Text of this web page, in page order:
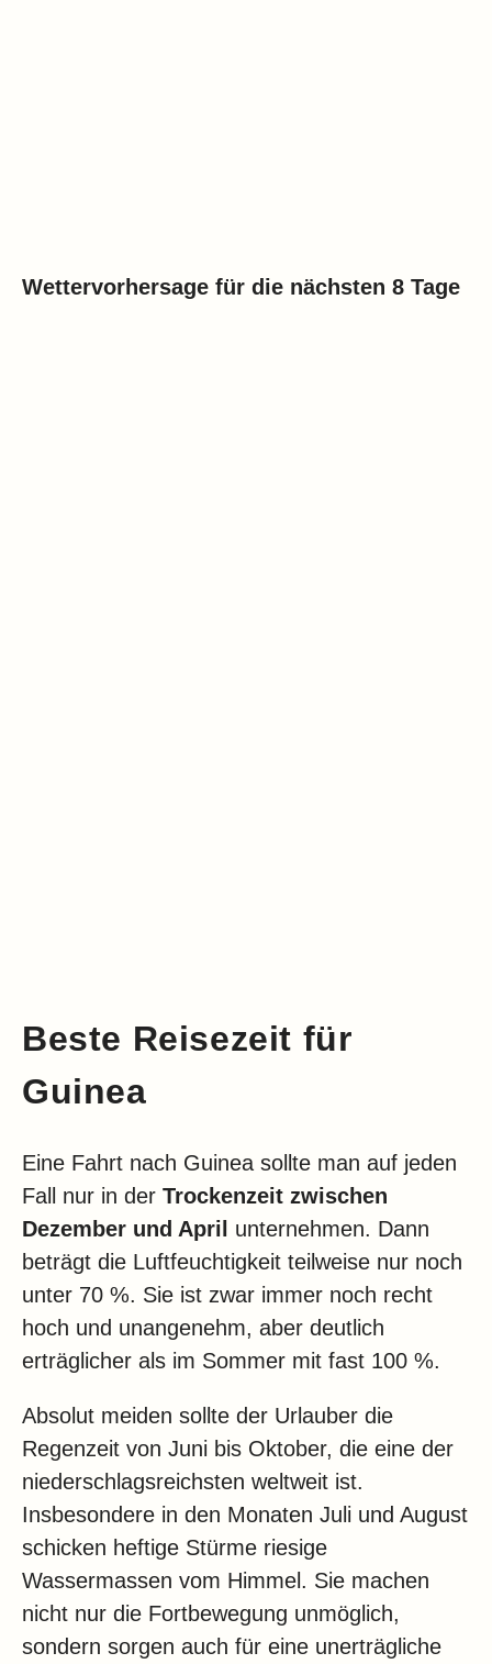
Wettervorhersage für die nächsten 8 Tage
Beste Reisezeit für
Guinea
Eine Fahrt nach Guinea sollte man auf jeden
Fall nur in der Trockenzeit zwischen
Dezember und April
unternehmen. Dann
beträgt die Luftfeuchtigkeit teilweise nur noch
unter 70 %. Sie ist zwar immer noch recht
hoch und unangenehm, aber deutlich
erträglicher als im Sommer mit fast 100 %.
Absolut meiden sollte der Urlauber die
Regenzeit von Juni bis Oktober, die eine der
niederschlagsreichsten weltweit ist.
Insbesondere in den Monaten Juli und August
schicken heftige Stürme riesige
Wassermassen vom Himmel. Sie machen
nicht nur die Fortbewegung unmöglich,
sondern sorgen auch für eine unerträgliche